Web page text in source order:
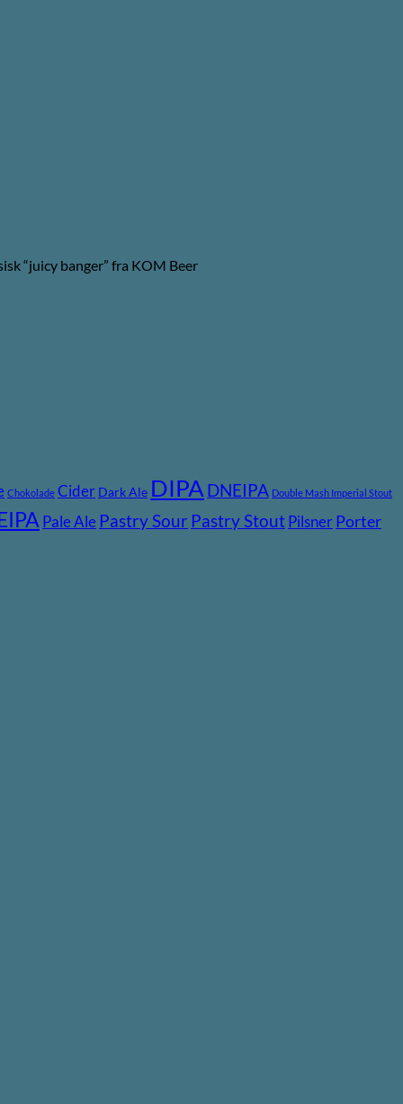
“juicy banger” fra KOM Beer
Chokolade Cider Dark Ale DIPA DNEIPA Double Mash Imperial Stout
Pale Ale Pastry Sour Pastry StoutPilsnerPorter